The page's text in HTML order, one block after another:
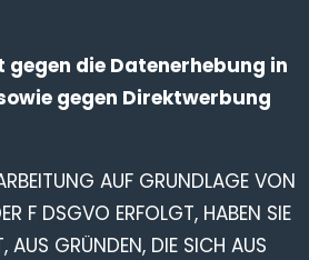
die Datenerhebung in
gegen Direktwerbung
AUF GRUNDLAGE VON
F DSGVO ERFOLGT, HABEN SIE
AUS GRÜNDEN, DIE SICH AUS